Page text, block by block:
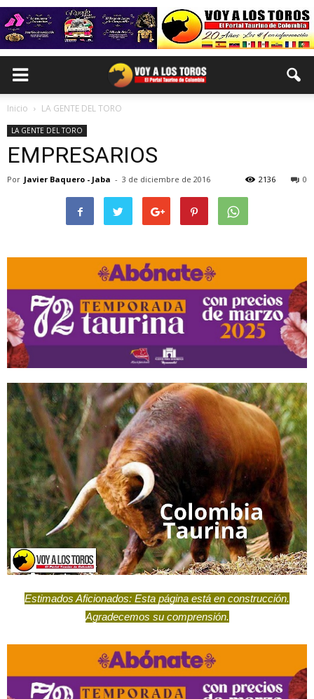
Inicio LA GENTE DEL TORO
LA GENTE DEL TORO
EMPRESARIOS
Por Javier Baquero - Jaba - 3 de diciembre de 2016 0
2136
Estimados Aficionados: Esta página está en construcción.
Agradecemos su comprensión.